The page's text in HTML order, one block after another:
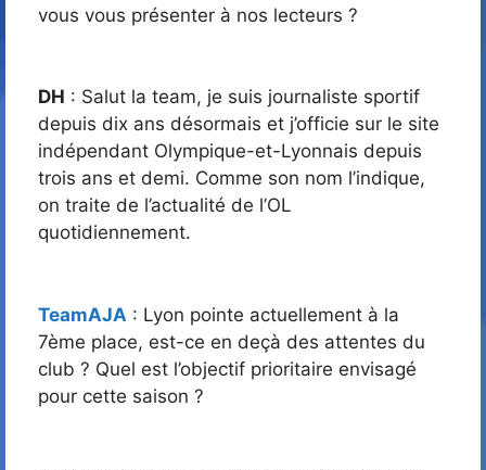
vous vous présenter à nos lecteurs ?
DH : Salut la team, je suis journaliste sportif
depuis dix ans désormais et j’officie sur le site
indépendant Olympique-et-Lyonnais depuis
trois ans et demi. Comme son nom l’indique,
on traite de l’actualité de l’OL
quotidiennement.
TeamAJA : Lyon pointe actuellement à la
7ème place, est-ce en deçà des attentes du
club ? Quel est l’objectif prioritaire envisagé
pour cette saison ?